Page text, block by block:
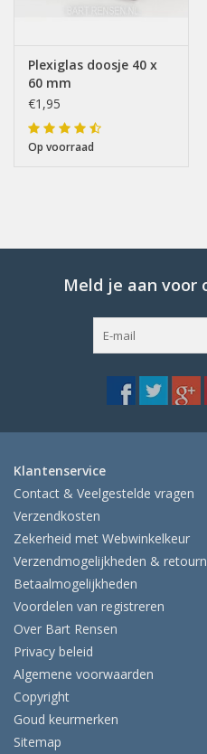
Plexiglas doosje 40 x
60 mm
€1,95
Op voorraad
Meld je aan voor
Klantenservice
Contact & Veelgestelde vragen
Verzendkosten
Zekerheid met Webwinkelkeur
Verzendmogelijkheden &
Betaalmogelijkheden
Voordelen van registreren
Over Bart Rensen
Privacy beleid
Algemene voorwaarden
Copyright
Goud keurmerken
Sitemap